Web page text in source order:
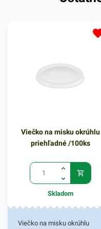
Viečko na misku okrúhlu
priehľadné /100ks
Skladom
Viečko na misku okrúhlu